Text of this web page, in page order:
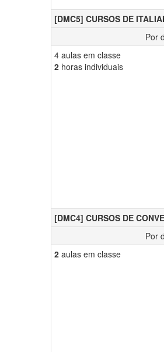
[DMC5] CURSOS DE
Por
4 aulas em classe
2 horas individuais
[DMC4] CURSOS DE
Por
2 aulas em classe